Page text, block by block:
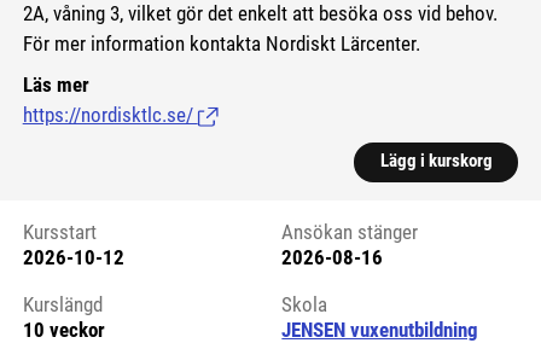
2A, våning 3, vilket gör det enkelt att besöka oss vid behov.
För mer information kontakta Nordiskt Lärcenter.
Läs mer
https://nordisktlc.se/ (Länk till extern sida.)
Lägg i kurskorg
Kursstart 6067851
Kursstart
2026-10-12
Ansökan stänger
2026-08-16
Kurslängd
10 veckor
Skola
JENSEN vuxenutbildning